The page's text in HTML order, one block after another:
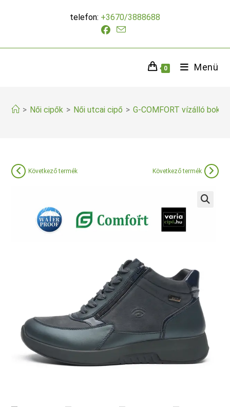
telefon: +3670/3888688
0 Menü
> Női cipők > Női utcai cipő > G-COMFORT vízálló
Következő termék Következő termék